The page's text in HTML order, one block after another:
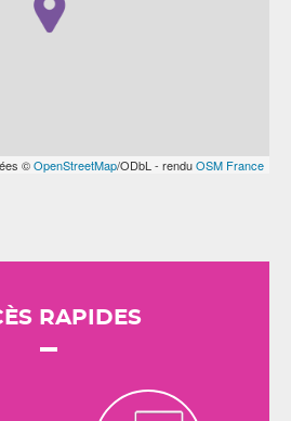
©OpenStreetMap/ODbL - renduOSM France
RAPIDES